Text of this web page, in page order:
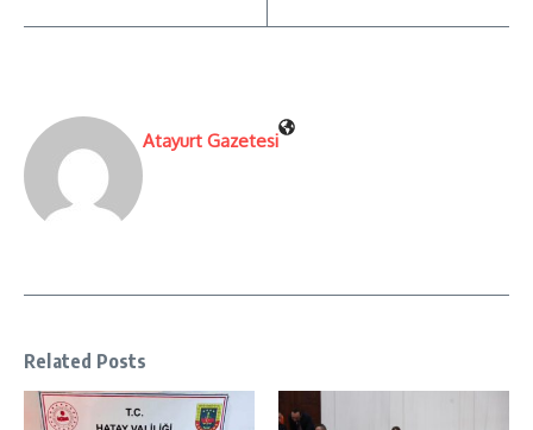
Atayurt Gazetesi
Related Posts